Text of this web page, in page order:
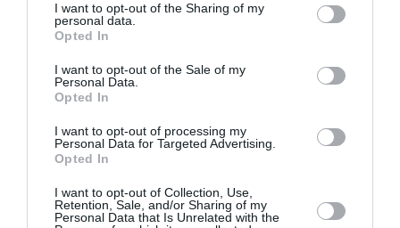
I want to opt-out of the Sharing of my
personal data.
Opted In
I want to opt-out of the Sale of my
Personal Data.
Opted In
I want to opt-out of processing my
Personal Data for Targeted Advertising.
Opted In
I want to opt-out of Collection, Use,
Retention, Sale, and/or Sharing of my
Personal Data that Is Unrelated with the
δεν θα ήθελα να αναφερθώ περισσότερο στο όνομά του
γιατί δεν θα ήθελα να σκεφθεί κάποιος πως
εκμεταλλεύομαι κάτι από την φήμη του…
-Πώς ήταν αυτή η συνεργασία σας με τον
σκηνοθέτη Γιάννη Σκουρλέτη;
Εξ αποστάσεως και μέσω τηλεφώνου ή μέιλς. Δεν ξέρω
αν γνωρίζετε πως ζω και δραστηριοποιούμαι
καλλιτεχνικά στα Χανιά τα τελευταία 25 χρόνια, πράγμα